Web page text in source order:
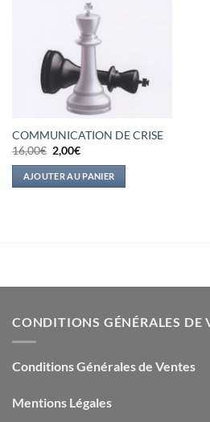
COMMUNICATION DE CRISE
16,00€ Le
prix
initial
était :
16,00€.
2,00€Le
actuel
est :
2,00€.
AJOUTER AU PANIER
CONDITIONS GÉNÉRALES DE
Conditions Générales de Ventes
Mentions Légales